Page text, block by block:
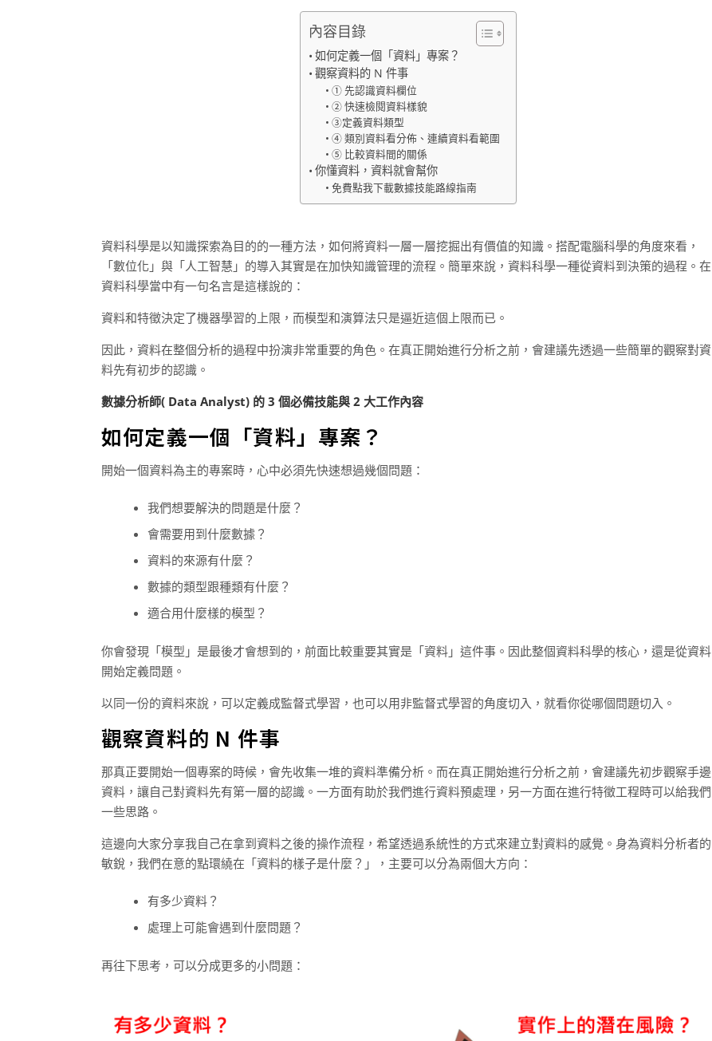
內容目錄
如何定義一個「資料」專案？
觀察資料的 N 件事
① 先認識資料欄位
② 快速檢閱資料樣貌
③定義資料類型
④ 類別資料看分佈、連續資料看範圍
⑤ 比較資料間的關係
你懂資料，資料就會幫你
免費點我下載數據技能路線指南
資料科學是以知識探索為目的的一種方法，如何將資料一層一層挖掘出有價值的知識。搭配電腦科學的角度來看，
「數位化」與「人工智慧」的導入其實是在加快知識管理的流程。簡單來說，資料科學一種從資料到決策的過程。在
資料科學當中有一句名言是這樣說的：
資料和特徵決定了機器學習的上限，而模型和演算法只是逼近這個上限而已。
因此，資料在整個分析的過程中扮演非常重要的角色。在真正開始進行分析之前，會建議先透過一些簡單的觀察對資
料先有初步的認識。
數據分析師( Data Analyst) 的 3 個必備技能與 2 大工作內容
如何定義一個「資料」專案？
開始一個資料為主的專案時，心中必須先快速想過幾個問題：
我們想要解決的問題是什麼？
會需要用到什麼數據？
資料的來源有什麼？
數據的類型跟種類有什麼？
適合用什麼樣的模型？
你會發現「模型」是最後才會想到的，前面比較重要其實是「資料」這件事。因此整個資料科學的核心，還是從資料
開始定義問題。
以同一份的資料來說，可以定義成監督式學習，也可以用非監督式學習的角度切入，就看你從哪個問題切入。
觀察資料的 N 件事
那真正要開始一個專案的時候，會先收集一堆的資料準備分析。而在真正開始進行分析之前，會建議先初步觀察手邊
資料，讓自己對資料先有第一層的認識。一方面有助於我們進行資料預處理，另一方面在進行特徵工程時可以給我們
一些思路。
這邊向大家分享我自己在拿到資料之後的操作流程，希望透過系統性的方式來建立對資料的感覺。身為資料分析者的
敏銳，我們在意的點環繞在「資料的樣⼦是什麼？」，主要可以分為兩個大方向：
有多少資料？
處理上可能會遇到什麼問題？
再往下思考，可以分成更多的小問題：